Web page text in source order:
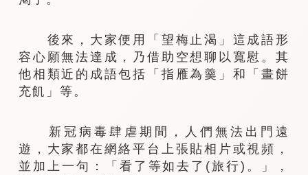
後來，大家便用「望梅止渴」這成語形
容心願無法達成，乃借助空想聊以寬慰。其
他相類近的成語包括「指雁為羹」和「畫餅
充飢」等。
新冠病毒肆虐期間，人們無法出門遠
遊，大家都在網絡平台上張貼相片或視頻，
並加上一句：「看了等如去了(旅行)。」，